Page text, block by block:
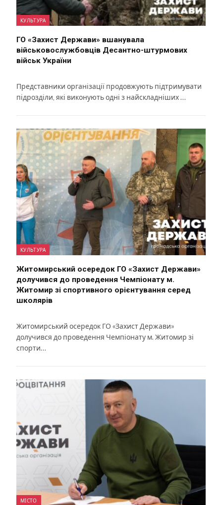
КУЛЬТУРА
ГО «Захист Держави» вшанувала
військовослужбовців Десантно-штурмових
військ України
Представники організації продовжують підтримувати
підрозділи, які виконують одні з найскладніших …
КУЛЬТУРА
Житомирський осередок ГО «Захист Держави»
долучився до проведення Чемпіонату м.
Житомир зі спортивного орієнтування серед
школярів
Житомирський осередок ГО «Захист Держави»
долучився до проведення Чемпіонату м. Житомир зі
спорти…
МІСТО